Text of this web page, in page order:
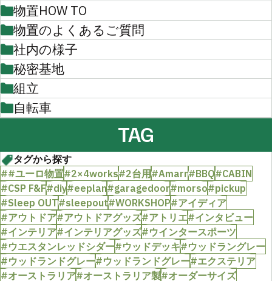
物置HOW TO
物置のよくあるご質問
社内の様子
秘密基地
組立
自転車
TAG
タグから探す
##ユーロ物置#2×4works#2台用#Amarr#BBQ#CABIN
#CSP F&F#diy#eeplan#garagedoor#morso#pickup
#Sleep OUT#sleepout#WORKSHOP#アイディア
#アウトドア#アウトドアグッズ#アトリエ#インタビュー
#インテリア#インテリアグッズ#ウインタースポーツ
#ウエスタンレッドシダー#ウッドデッキ#ウッドラングレー
#ウッドランドグレー#ウッドランドグレー#エクステリア
#オーストラリア#オーストラリア製#オーダーサイズ